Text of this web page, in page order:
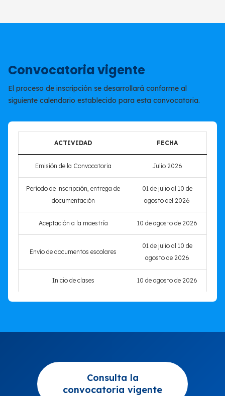
Convocatoria vigente
El proceso de inscripción se desarrollará conforme al
siguiente calendario establecido para esta convocatoria.
ACTIVIDAD FECHA
Emisión de la Convocatoria Julio 2026
Período de inscripción, entrega de
documentación
01 de julio al 10 de
agosto del 2026
Aceptación a la maestría 10 de agosto de 2026
Envío de documentos escolares
01 de julio al 10 de
agosto de 2026
Inicio de clases 10 de agosto de 2026
Consulta la
convocatoria vigente